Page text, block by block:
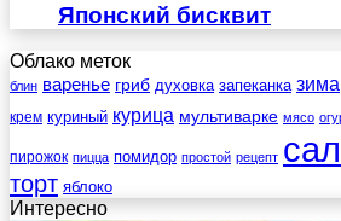
Японский бисквит
Облако меток
блин варенье гриб духовка запеканка зима
крем куриный курица мультиварке мясо
пирожок пицца помидор простой рецепт
торт яблоко
Интересно